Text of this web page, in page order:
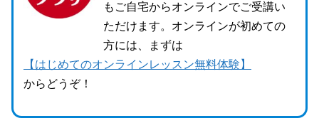
もご自宅からオンラインでご受講い
ただけます。オンラインが初めての
方には、まずは
【はじめてのオンラインレッスン無料体験】
からどうぞ！